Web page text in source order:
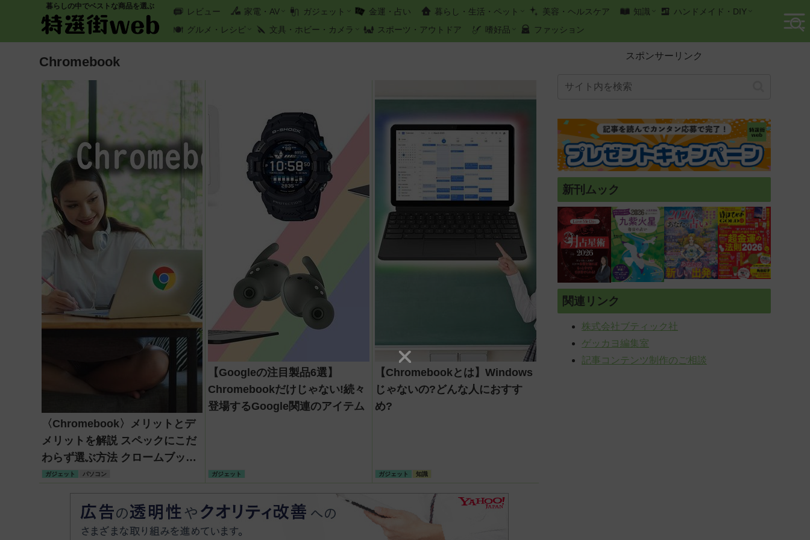
暮らしの中でベストな商品を選ぶ
レビュー 家電・AV ガジェット 金運・占い 暮らし・生活・ペット 美容・ヘルスケア 知識
ハンドメイド・DIY
グルメ・レシピ
文具・ホビー・カメラ スポーツ・アウトドア 嗜好品 ファッション
Chromebook
〈Chromebook〉メリットとデ
メリットを解説 スペックにこだ
わらず選ぶ方法 クロームブック
の初期設定も紹介
ガジェット パソコン
【Googleの注目製品6選】
Chromebookだけじゃない!続々
登場するGoogle関連のアイテム
ガジェット
【Chromebookとは】Windows
じゃないの?どんな人におすす
め?
ガジェット 知識
スポンサーリンク
新刊ムック
関連リンク
株式会社ブティック社
ゲッカヨ編集室
記事コンテンツ制作のご相談